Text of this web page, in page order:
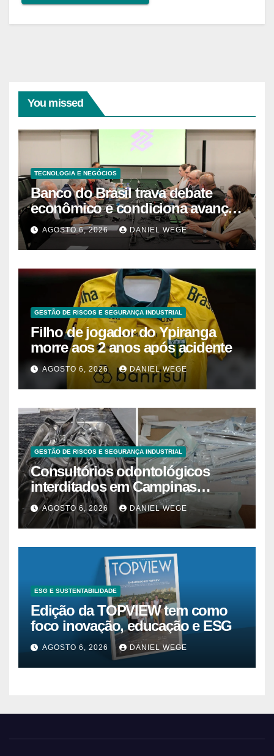
You missed
TECNOLOGIA E NEGÓCIOS
Banco do Brasil trava debate
econômico e condiciona avanços
à decisão da Fenaban | Contec
Brasil
AGOSTO 6, 2026 DANIEL WEGE
GESTÃO DE RISCOS E SEGURANÇA INDUSTRIAL
Filho de jogador do Ypiranga
morre aos 2 anos após acidente
AGOSTO 6, 2026 DANIEL WEGE
GESTÃO DE RISCOS E SEGURANÇA INDUSTRIAL
Consultórios odontológicos
interditados em Campinas
superam 2025
AGOSTO 6, 2026 DANIEL WEGE
ESG E SUSTENTABILIDADE
Edição da TOPVIEW tem como
foco inovação, educação e ESG
AGOSTO 6, 2026 DANIEL WEGE